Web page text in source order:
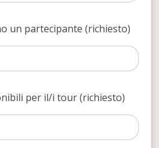
un partecipante (richiesto)
per il/i tour (richiesto)